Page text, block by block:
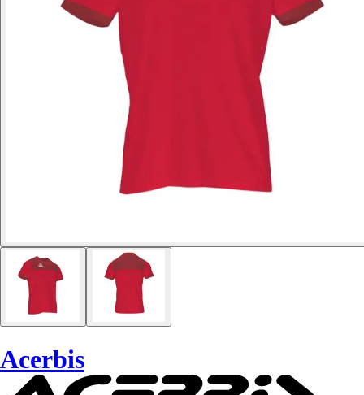
Acerbis